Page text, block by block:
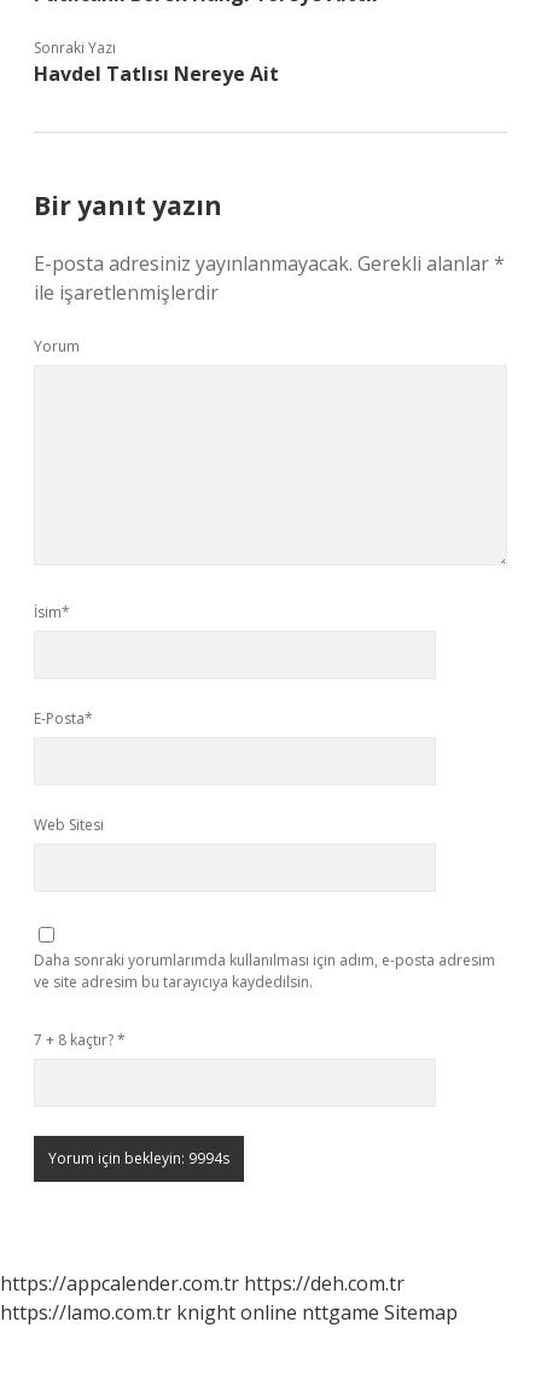
Sonraki Yazı
Havdel Tatlısı Nereye Ait
Bir yanıt yazın
E-posta adresiniz yayınlanmayacak. Gerekli alanlar*
ile işaretlenmişlerdir
Yorum
İsim*
E-Posta*
Web Sitesi
Daha sonraki yorumlarımda kullanılması için adım, e-posta adresim
ve site adresim bu tarayıcıya kaydedilsin.
7 + 8 kaçtır?*
https://appcalender.com.tr https://deh.com.tr
https://lamo.com.tr knight online nttgame Sitemap